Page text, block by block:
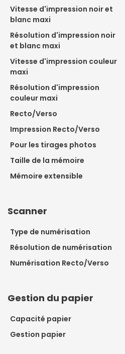
Vitesse d'impression noir et
blanc maxi
Résolution d'impression noir
et blanc maxi
Vitesse d'impression couleur
maxi
Résolution d'impression
couleur maxi
Recto/Verso
Impression Recto/Verso
Pour les tirages photos
Taille de la mémoire
Mémoire extensible
Scanner
Type de numérisation
Résolution de numérisation
Numérisation Recto/Verso
Gestion du papier
Capacité papier
Gestion papier